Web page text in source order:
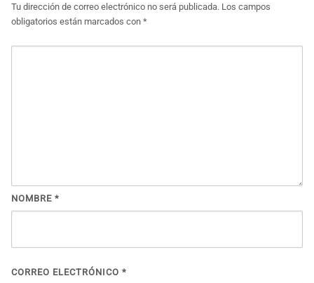
Tu dirección de correo electrónico no será publicada. Los campos
obligatorios están marcados con *
NOMBRE *
CORREO ELECTRÓNICO *